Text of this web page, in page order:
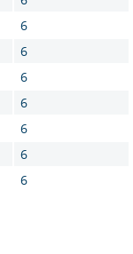
6
6
6
6
6
6
6